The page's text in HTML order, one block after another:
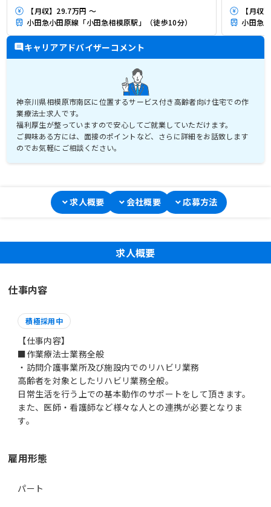
【月収】29.7万円 ～
小田急小田原線「小田急相模原駅」（徒歩10分）
【月収
小田急
キャリアアドバイザーコメント
神奈川県相模原市南区に位置するサービス付き高齢者向け住宅での作
業療法士求人です。
福利厚生が整っていますので安心してご就業していただけます。
ご興味ある方には、面接のポイントなど、さらに詳細をお話致します
のでお気軽にご相談ください。
求人概要 会社概要 応募方法
求人概要
仕事内容
積極採用中
【仕事内容】
■作業療法士業務全般
・訪問介護事業所及び施設内でのリハビリ業務
高齢者を対象としたリハビリ業務全般。
日常生活を行う上での基本動作のサポートをして頂きます。
また、医師・看護師など様々な人との連携が必要となりま
す。
雇用形態
パート